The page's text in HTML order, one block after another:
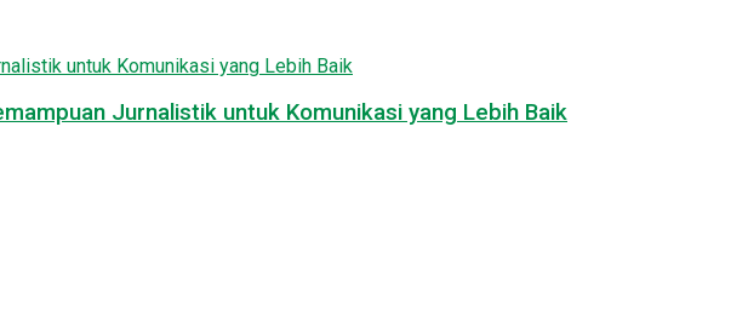
Jurnalistik untuk Komunikasi yang Lebih Baik